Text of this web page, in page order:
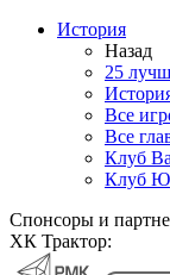
История
Назад
25
Все
Все
Клуб
Клуб
Спонсоры и
ХК Трактор: